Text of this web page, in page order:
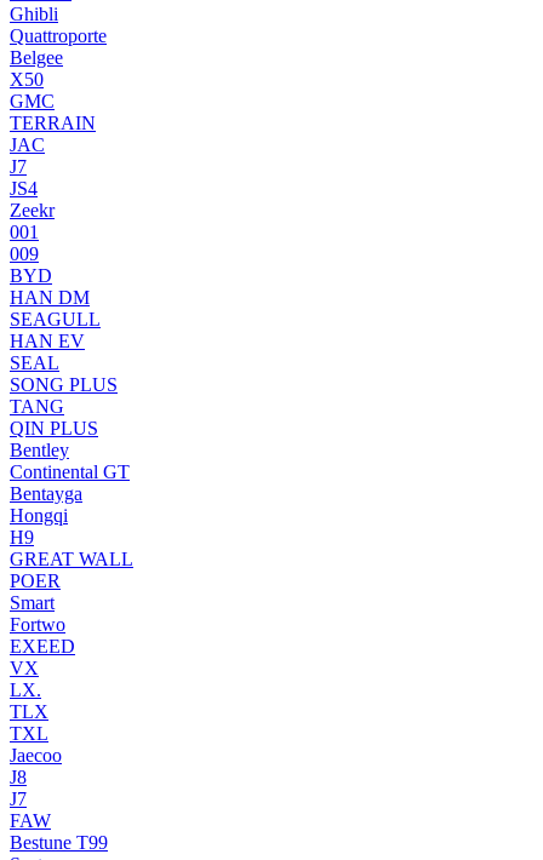
Ghibli
Quattroporte
Belgee
X50
GMC
TERRAIN
JAC
J7
JS4
Zeekr
001
009
BYD
HAN DM
SEAGULL
HAN EV
SEAL
SONG PLUS
TANG
QIN PLUS
Bentley
Continental GT
Bentayga
Hongqi
H9
GREAT WALL
POER
Smart
Fortwo
EXEED
VX
LX.
TLX
TXL
Jaecoo
J8
J7
FAW
Bestune T99